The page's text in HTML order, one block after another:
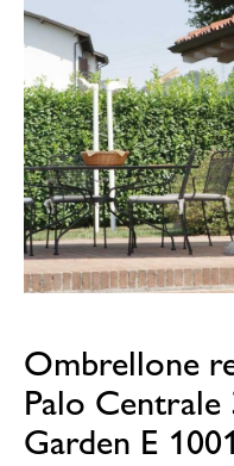
Ombrellone
Palo
Garden E 1001